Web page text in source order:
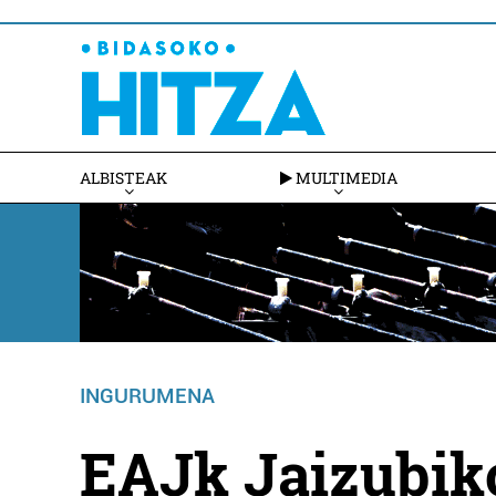
ALBISTEAK MULTIMEDIA
INGURUMENA
EAJk